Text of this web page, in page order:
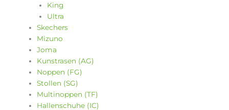
King
Ultra
Skechers
Mizuno
Joma
Kunstrasen (AG)
Noppen (FG)
Stollen (SG)
Multinoppen (TF)
Hallenschuhe (IC)